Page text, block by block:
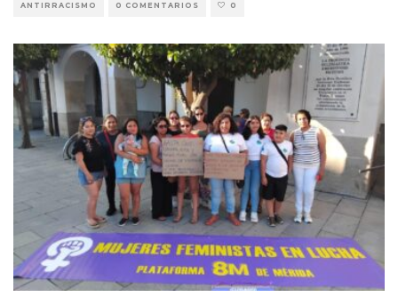
ANTIRRACISMO 0 COMENTARIOS 0